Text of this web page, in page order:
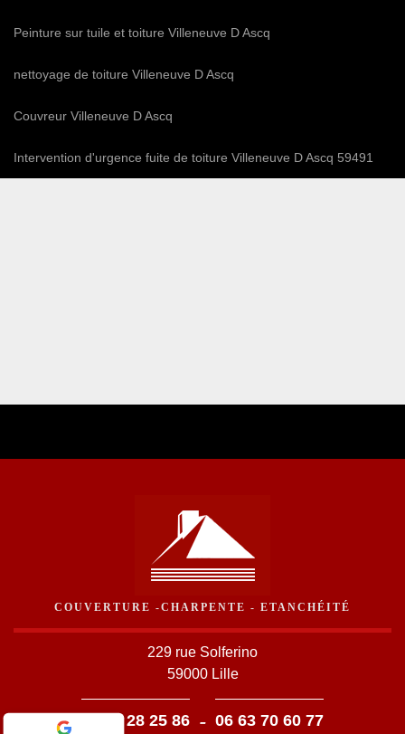
Peinture sur tuile et toiture Villeneuve D Ascq
nettoyage de toiture Villeneuve D Ascq
Couvreur Villeneuve D Ascq
Intervention d'urgence fuite de toiture Villeneuve D Ascq 59491
COUVERTURE -CHARPENTE - ETANCHÉITÉ
229 rue Solferino
59000 Lille
03 59 28 25 86 - 06 63 70 60 77